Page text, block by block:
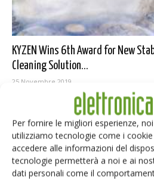
Per fornire le migliori esperienze,
utilizziamo tecnologie come i
accedere alle informazioni del
tecnologie permetterà a noi e ai
dati personali come il
KYZEN Wins 6th Award for New
Cleaning Solution...
25 Novembre 2019
Selezione di elettronica